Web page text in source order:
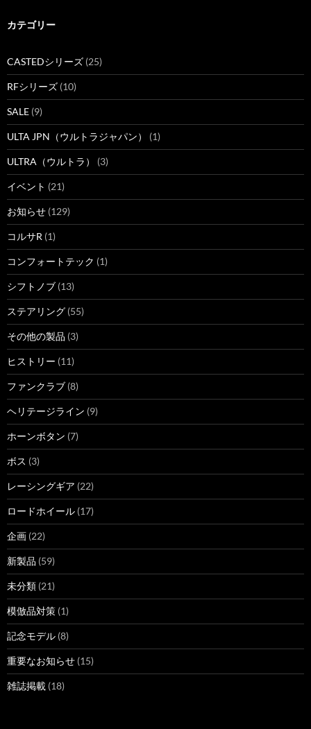
カテゴリー
CASTEDシリーズ (25)
RFシリーズ (10)
SALE (9)
ULTA JPN（ウルトラジャパン） (1)
ULTRA（ウルトラ） (3)
イベント (21)
お知らせ (129)
コルサR (1)
コンフォートテック (1)
シフトノブ (13)
ステアリング (55)
その他の製品 (3)
ヒストリー (11)
ファンクラブ (8)
ヘリテージライン (9)
ホーンボタン (7)
ボス (3)
レーシングギア (22)
ロードホイール (17)
企画 (22)
新製品 (59)
未分類 (21)
模倣品対策 (1)
記念モデル (8)
重要なお知らせ (15)
雑誌掲載 (18)